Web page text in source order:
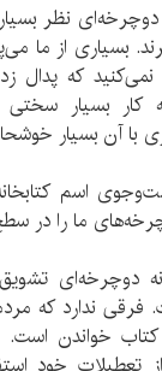
دوچرخه‌ای نظر
بسیاری از ما
نمی‌کنید که
کار بسیار سختی
با آن بسیار
ما را در
دوچرخه‌ای
فرقی ندارد که
خواندن است.